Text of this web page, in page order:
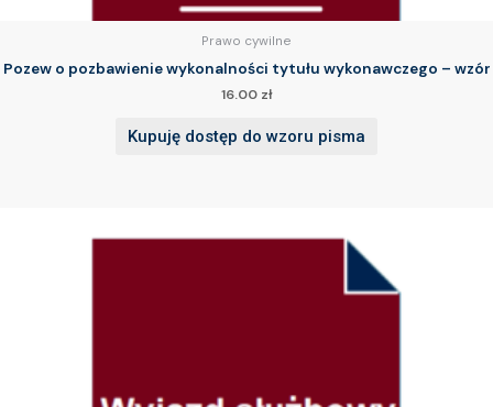
Prawo cywilne
Pozew o pozbawienie wykonalności tytułu wykonawczego – wzór
16.00 zł
Kupuję dostęp do wzoru pisma